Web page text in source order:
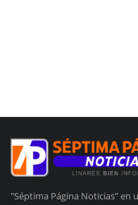
"Séptima Página Noticias" en